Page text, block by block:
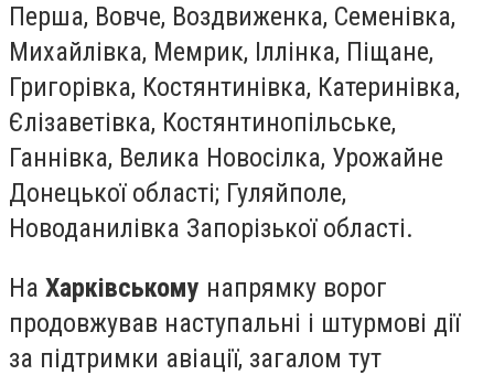
Перша, Вовче, Воздвиженка, Семенівка,
Михайлівка, Мемрик, Іллінка, Піщане,
Григорівка, Костянтинівка, Катеринівка,
Єлізаветівка, Костянтинопільське,
Ганнівка, Велика Новосілка, Урожайне
Донецької області; Гуляйполе,
Новоданилівка Запорізької області.
На Харківському напрямку ворог
продовжував наступальні і штурмові дії
за підтримки авіації, загалом тут